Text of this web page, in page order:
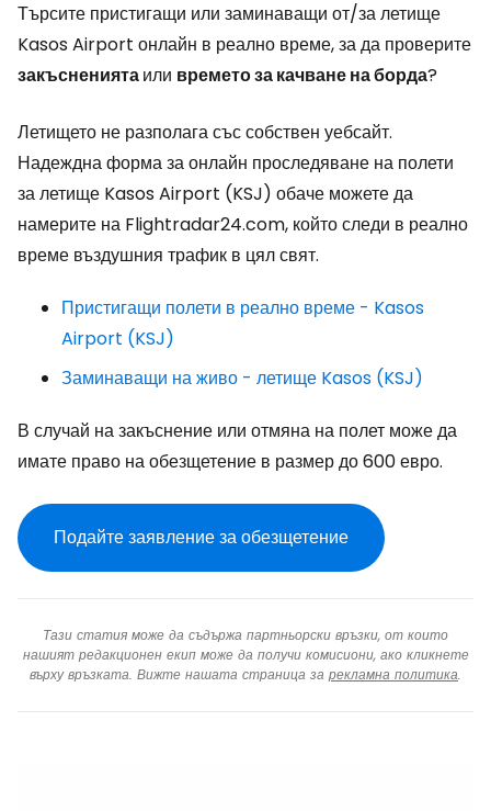
Търсите пристигащи или заминаващи от/за летище
Kasos Airport онлайн в реално време, за да проверите
закъснениятаили времето за качване на борда?
Летището не разполага със собствен уебсайт.
Надеждна форма за онлайн проследяване на полети
за летище Kasos Airport (KSJ) обаче можете да
намерите на Flightradar24.com, който следи в реално
време въздушния трафик в цял свят.
Пристигащи полети в реално време - Kasos
Airport (KSJ)
Заминаващи на живо - летище Kasos (KSJ)
В случай на закъснение или отмяна на полет може да
имате право на обезщетение в размер до 600 евро.
Подайте заявление за обезщетение
Тази статия може да съдържа партньорски връзки, от които
нашият редакционен екип може да получи комисиони, ако кликнете
върху връзката. Вижте нашата страница за рекламна политика.